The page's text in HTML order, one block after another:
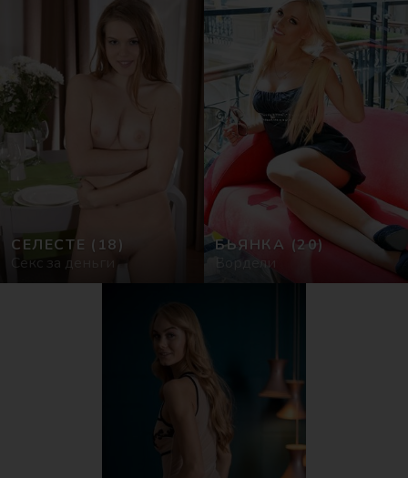
СЕЛЕСТЕ (18)
Cекс за деньги
БЬЯНКА (20)
Бордели